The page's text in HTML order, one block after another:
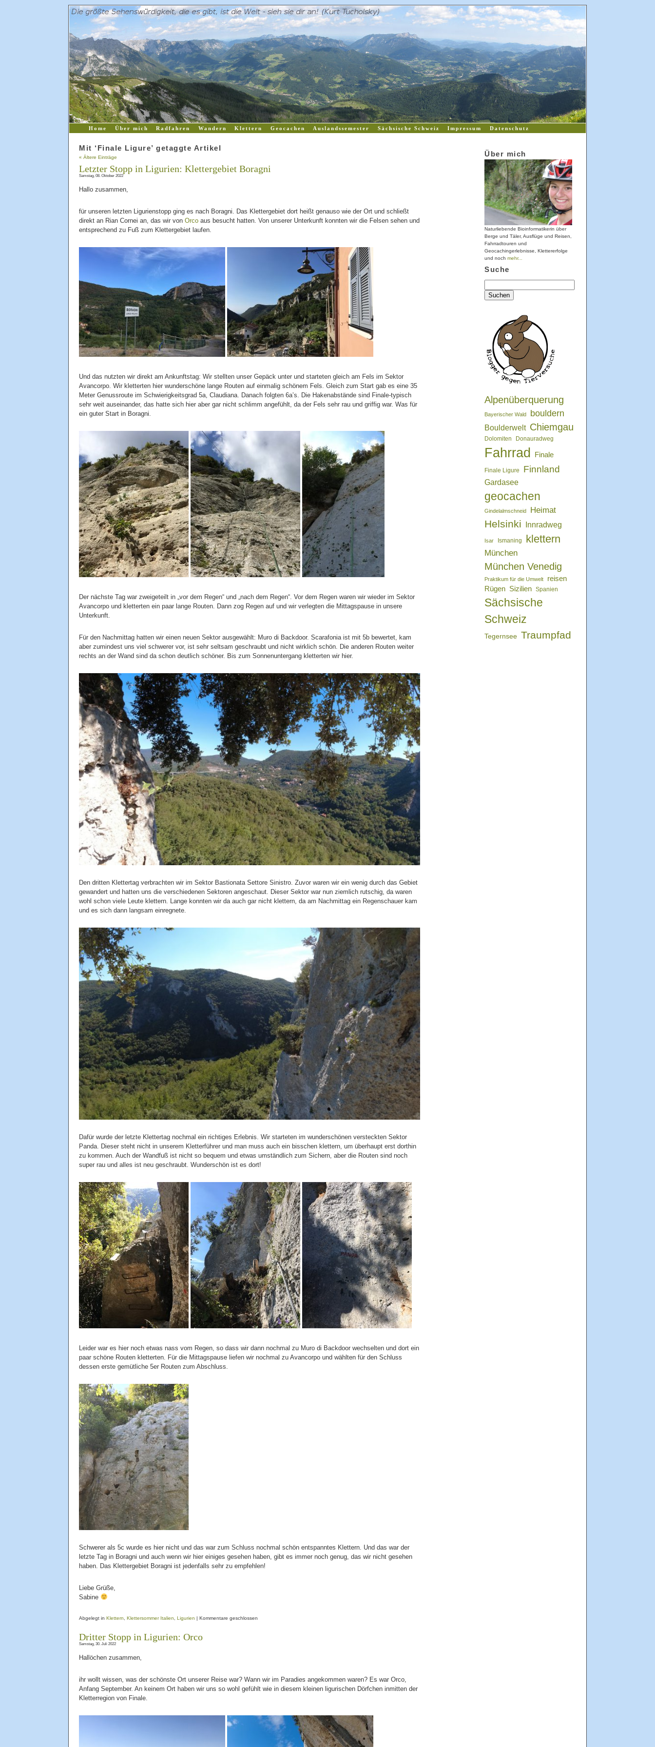
Home Über mich Radfahren Wandern Klettern Geocachen Auslandssemester Sächsische Schweiz Impressum Datenschutz
Mit ‘Finale Ligure’ getaggte Artikel
« Ältere Einträge
Letzter Stopp in Ligurien: Klettergebiet Boragni
Samstag, 08. Oktober 2022
Hallo zusammen,
für unseren letzten Ligurienstopp ging es nach Boragni. Das Klettergebiet dort heißt genauso wie der Ort und schließt
direkt an Rian Cornei an, das wir von Orco aus besucht hatten. Von unserer Unterkunft konnten wir die Felsen sehen und
entsprechend zu Fuß zum Klettergebiet laufen.
Und das nutzten wir direkt am Ankunftstag: Wir stellten unser Gepäck unter und starteten gleich am Fels im Sektor
Avancorpo. Wir kletterten hier wunderschöne lange Routen auf einmalig schönem Fels. Gleich zum Start gab es eine 35
Meter Genussroute im Schwierigkeitsgrad 5a, Claudiana. Danach folgten 6a’s. Die Hakenabstände sind Finale-typisch
sehr weit auseinander, das hatte sich hier aber gar nicht schlimm angefühlt, da der Fels sehr rau und griffig war. Was für
ein guter Start in Boragni.
Der nächste Tag war zweigeteilt in „vor dem Regen“ und „nach dem Regen“. Vor dem Regen waren wir wieder im Sektor
Avancorpo und kletterten ein paar lange Routen. Dann zog Regen auf und wir verlegten die Mittagspause in unsere
Unterkunft.
Für den Nachmittag hatten wir einen neuen Sektor ausgewählt: Muro di Backdoor. Scarafonia ist mit 5b bewertet, kam
aber zumindest uns viel schwerer vor, ist sehr seltsam geschraubt und nicht wirklich schön. Die anderen Routen weiter
rechts an der Wand sind da schon deutlich schöner. Bis zum Sonnenuntergang kletterten wir hier.
Den dritten Klettertag verbrachten wir im Sektor Bastionata Settore Sinistro. Zuvor waren wir ein wenig durch das Gebiet
gewandert und hatten uns die verschiedenen Sektoren angeschaut. Dieser Sektor war nun ziemlich rutschig, da waren
wohl schon viele Leute klettern. Lange konnten wir da auch gar nicht klettern, da am Nachmittag ein Regenschauer kam
und es sich dann langsam einregnete.
Dafür wurde der letzte Klettertag nochmal ein richtiges Erlebnis. Wir starteten im wunderschönen versteckten Sektor
Panda. Dieser steht nicht in unserem Kletterführer und man muss auch ein bisschen klettern, um überhaupt erst dorthin
zu kommen. Auch der Wandfuß ist nicht so bequem und etwas umständlich zum Sichern, aber die Routen sind noch
super rau und alles ist neu geschraubt. Wunderschön ist es dort!
Leider war es hier noch etwas nass vom Regen, so dass wir dann nochmal zu Muro di Backdoor wechselten und dort ein
paar schöne Routen kletterten. Für die Mittagspause liefen wir nochmal zu Avancorpo und wählten für den Schluss
dessen erste gemütliche 5er Routen zum Abschluss.
Schwerer als 5c wurde es hier nicht und das war zum Schluss nochmal schön entspanntes Klettern. Und das war der
letzte Tag in Boragni und auch wenn wir hier einiges gesehen haben, gibt es immer noch genug, das wir nicht gesehen
haben. Das Klettergebiet Boragni ist jedenfalls sehr zu empfehlen!
Liebe Grüße,
Sabine
Abgelegt in Klettern Klettersommer Italien Ligurien | Kommentare geschlossen
Dritter Stopp in Ligurien: Orco
Samstag, 30. Juli 2022
Hallöchen zusammen,
ihr wollt wissen, was der schönste Ort unserer Reise war? Wann wir im Paradies angekommen waren? Es war Orco,
Anfang September. An keinem Ort haben wir uns so wohl gefühlt wie in diesem kleinen ligurischen Dörfchen inmitten der
Kletterregion von Finale.
Über mich
Naturliebende Bioinformatikerin über
Berge und Täler, Ausflüge und Reisen,
Fahrradtouren und
Geocachingerlebnisse, Klettererfolge
und noch mehr...
Suche
nach:
Alpenüberquerung
Bayerischer Wald bouldern
Boulderwelt Chiemgau
Dolomiten Donauradweg
Fahrrad Finale
Finale Ligure Finnland
Gardasee
geocachen
Gindelalmschneid Heimat
Helsinki Innradweg
Isar Ismaning klettern
München
München Venedig
Praktikum für die Umwelt
reisen
Rügen Sizilien Spanien
Sächsische
Schweiz
Tegernsee Traumpfad